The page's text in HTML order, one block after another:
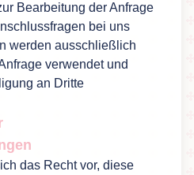
Bearbeitung der Anfrage
bei uns
werden ausschließlich
verwendet und
an Dritte
das Recht vor, diese